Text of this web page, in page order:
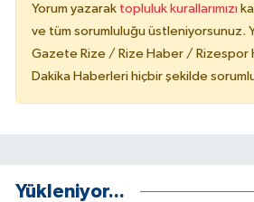
Yorum yazarak topluluk kurallarımızı
ve tüm sorumluluğu üstleniyorsunuz.
Gazete Rize / Rize Haber / Rizespor
Dakika Haberleri hiçbir şekilde
Yükleniyor...